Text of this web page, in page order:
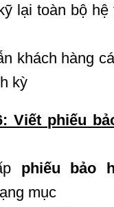
lại toàn bộ
khách hàng
kỳ
Viết phiếu
phiếu bảo
mục